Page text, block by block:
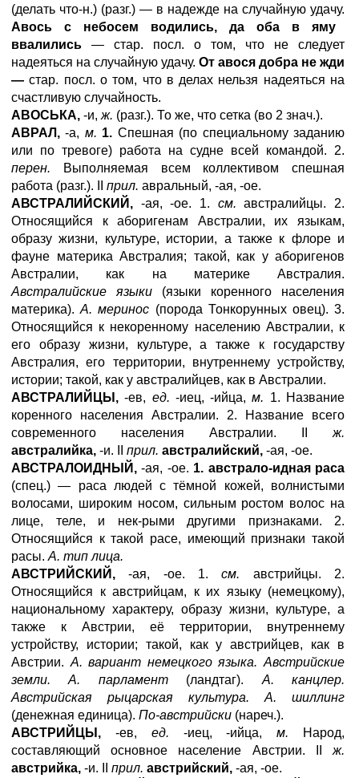
(делать что-н.) (разг.) — в надежде на случайную удачу.
Авось с небосем водились, да оба в яму
ввалились — стар. посл. о том, что не следует
надеяться на случайную удачу. От авося добра не жди
— стар. посл. о том, что в делах нельзя надеяться на
счастливую случайность.
АВОСЬКА, -и, ж. (разг.). То же, что сетка (во 2 знач.).
АВРАЛ, -а, м. 1. Спешная (по специальному заданию
или по тревоге) работа на судне всей командой. 2.
перен. Выполняемая всем коллективом спешная
работа (разг.). II прил. авральный, -ая, -ое.
АВСТРАЛИЙСКИЙ, -ая, -ое. 1. см. австралийцы. 2.
Относящийся к аборигенам Австралии, их языкам,
образу жизни, культуре, истории, а также к флоре и
фауне материка Австралия; такой, как у аборигенов
Австралии, как на материке Австралия.
Австралийские языки (языки коренного населения
материка).А. меринос (порода Тонкорунных овец). 3.
Относящийся к некоренному населению Австралии, к
его образу жизни, культуре, а также к государству
Австралия, его территории, внутреннему устройству,
истории; такой, как у австралийцев, как в Австралии.
АВСТРАЛИЙЦЫ, -ев, ед. -иец, -ийца,м. 1. Название
коренного населения Австралии. 2. Название всего
современного населения Австралии. II ж.
австралийка, -и. II прил. австралийский, -ая, -ое.
АВСТРАЛОИДНЫЙ, -ая, -ое. 1. австрало-идная раса
(спец.) — раса людей с тёмной кожей, волнистыми
волосами, широким носом, сильным ростом волос на
лице, теле, и нек-рыми другими признаками. 2.
Относящийся к такой расе, имеющий признаки такой
расы. А. тип лица.
АВСТРИЙСКИЙ, -ая, -ое. 1.см. австрийцы. 2.
Относящийся к австрийцам, к их языку (немецкому),
национальному характеру, образу жизни, культуре, а
также к Австрии, её территории, внутреннему
устройству, истории; такой, как у австрийцев, как в
Австрии. А. вариант немецкого языка. Австрийские
земли. А. парламент(ландтаг). А. канцлер.
Австрийская рыцарская культура. А. шиллинг
(денежная единица). По-австрийски (нареч.).
АВСТРИЙЦЫ, -ев, ед. -иец, -ийца,м.
Народ,
составляющий основное население Австрии. II ж.
австрийка, -и. II прил. австрийский, -ая, -ое.